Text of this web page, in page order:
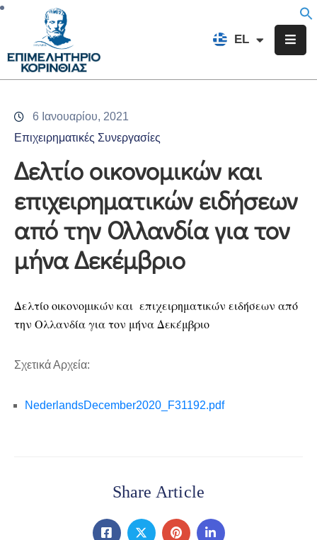
EL
FR
Επιμελητήριο
Υπηρεσίες
Προγράμματα
&
Εκδηλώσεις
Επικοινωνία
6 Ιανουαρίου, 2021
Επιχειρηματικές Συνεργασίες
Δελτίο οικονομικών και
επιχειρηματικών ειδήσεων
από την Ολλανδία για τον
μήνα Δεκέμβριο
Δελτίο οικονομικών και επιχειρηματικών ειδήσεων από
την Ολλανδία για τον μήνα Δεκέμβριο
Σχετικά Αρχεία:
NederlandsDecember2020_F31192.pdf
Share Article